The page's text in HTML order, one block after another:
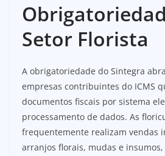
Setor Florista
A obrigatoriedade do Sintegra
empresas contribuintes do ICMS
documentos fiscais por sistema
processamento de dados. As
frequentemente realizam vendas
arranjos florais, mudas e